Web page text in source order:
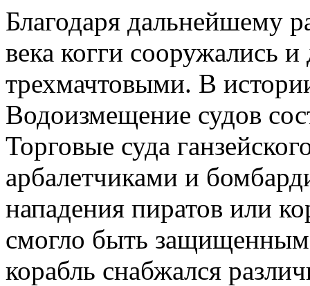
Благодаря дальнейшему
века когги сооружались
трехмачтовыми. В
Водоизмещение судов
Торговые суда
арбалетчиками и
нападения пиратов или
смогло быть
корабль снабжался